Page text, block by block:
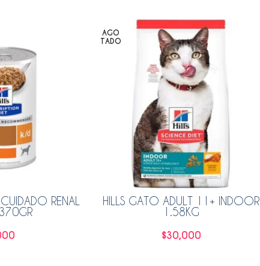
RENAL
AGO
TADO
HILLS GATO ADULT 11+ INDOOR
1.58KG
$30,000